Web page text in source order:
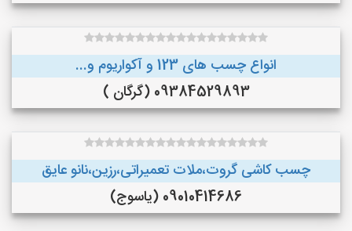
انواع چسب های 123 و آکواریوم و...
09384529893 (گرگان )
چسب کاشی گروت،ملات تعمیراتی،رزین،نانو عایق
09010414686 (یاسوج)